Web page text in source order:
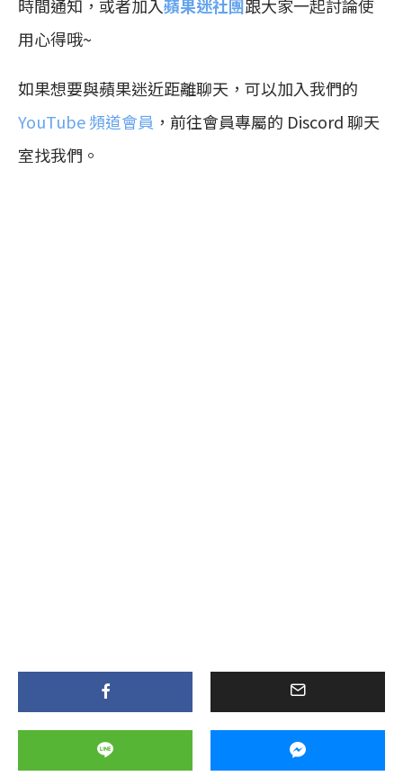
時間通知，或者加入蘋果迷社團跟大家一起討論使
用心得哦~
如果想要與蘋果迷近距離聊天，可以加入我們的
YouTube 頻道會員 ，前往會員專屬的 Discord 聊天
室找我們。